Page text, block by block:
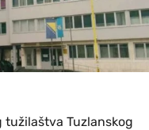
Tuzlanskog